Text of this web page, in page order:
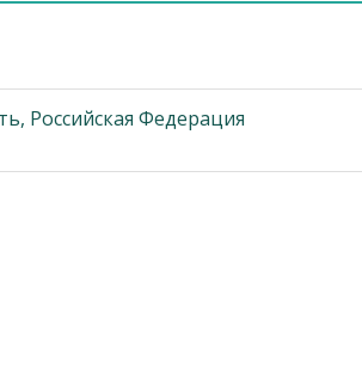
Российская Федерация